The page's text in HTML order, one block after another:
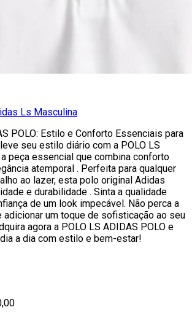
Ls Masculina
POLO: Estilo e Conforto Essenciais para
seu estilo diário com a POLO LS
a peça essencial que combina conforto
atemporal . Perfeita para qualquer
ao lazer, esta polo original Adidas
e durabilidade . Sinta a qualidade
de um look impecável. Não perca a
adicionar um toque de sofisticação ao seu
agora a POLO LS ADIDAS POLO e
a dia com estilo e bem-estar!